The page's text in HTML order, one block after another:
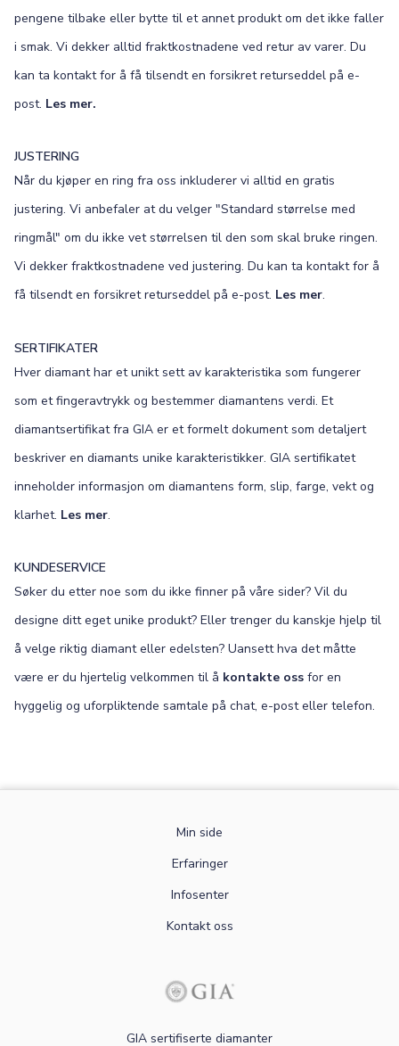
pengene tilbake eller bytte til et annet produkt om det ikke faller
i smak. Vi dekker alltid fraktkostnadene ved retur av varer. Du
kan ta kontakt for å få tilsendt en forsikret returseddel på e-
post. Les mer.
JUSTERING
Når du kjøper en ring fra oss inkluderer vi alltid en gratis
justering. Vi anbefaler at du velger "Standard størrelse med
ringmål" om du ikke vet størrelsen til den som skal bruke ringen.
Vi dekker fraktkostnadene ved justering. Du kan ta kontakt for å
få tilsendt en forsikret returseddel på e-post. Les mer.
SERTIFIKATER
Hver diamant har et unikt sett av karakteristika som fungerer
som et fingeravtrykk og bestemmer diamantens verdi. Et
diamantsertifikat fra GIA er et formelt dokument som detaljert
beskriver en diamants unike karakteristikker. GIA sertifikatet
inneholder informasjon om diamantens form, slip, farge, vekt og
klarhet. Les mer.
KUNDESERVICE
Søker du etter noe som du ikke finner på våre sider? Vil du
designe ditt eget unike produkt? Eller trenger du kanskje hjelp til
å velge riktig diamant eller edelsten? Uansett hva det måtte
være er du hjertelig velkommen til å kontakte oss for en
hyggelig og uforpliktende samtale på chat, e-post eller telefon.
Min side
Erfaringer
Infosenter
Kontakt oss
GIA sertifiserte diamanter